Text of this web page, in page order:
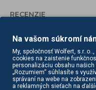
RECENZIE
Tagy: farmona
špecializovaný
250
starostlivosť
Na vašom súkromí
My, spoločnosť Wolfert,
cookies na zaistenie
personalizáciu obsahu
„Rozumiem“ súhlasíte s
správaní na webe na
a reklamných sieťach na